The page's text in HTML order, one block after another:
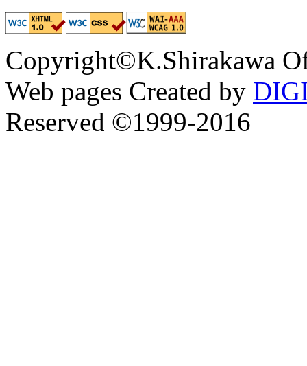
Copyright©K.Shirakawa
Web pages Created by
Reserved ©1999-2016